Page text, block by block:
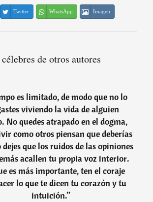
Twitter WhatsApp Imagen
célebres de otros autores
es limitado, de modo que no lo
viviendo la vida de alguien
No quedes atrapado en el dogma,
como otros piensan que deberías
que los ruidos de las opiniones
acallen tu propia voz interior.
es más importante, ten el coraje
lo que te dicen tu corazón y tu
intuición.”